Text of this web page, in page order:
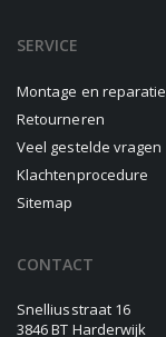
SERVICE
Montage en reparatie
Retourneren
Veel gestelde vragen
Klachtenprocedure
Sitemap
CONTACT
Snelliusstraat 16
3846 BT Harderwijk